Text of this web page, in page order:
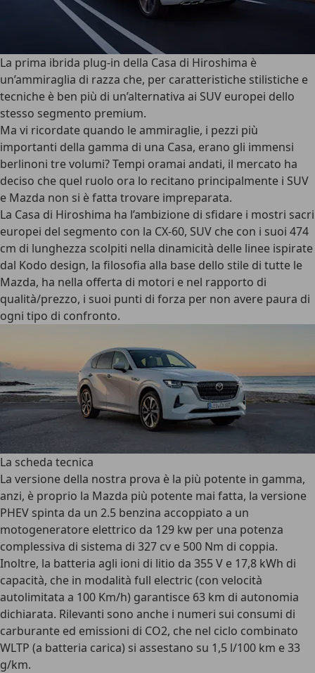
La prima ibrida plug-in della Casa di Hiroshima è
un’ammiraglia di razza che, per caratteristiche stilistiche e
tecniche è ben più di un’alternativa ai SUV europei dello
stesso segmento premium.
Ma vi ricordate quando le ammiraglie, i pezzi più
importanti della gamma di una Casa, erano gli immensi
berlinoni tre volumi? Tempi oramai andati, il mercato ha
deciso che quel ruolo ora lo recitano principalmente i SUV
e Mazda non si è fatta trovare impreparata.
La Casa di Hiroshima ha l’ambizione di sfidare i mostri sacri
europei del segmento con la CX-60, SUV che con i suoi 474
cm di lunghezza scolpiti nella dinamicità delle linee ispirate
dal Kodo design, la filosofia alla base dello stile di tutte le
Mazda, ha nella offerta di motori e nel rapporto di
qualità/prezzo, i suoi punti di forza per non avere paura di
ogni tipo di confronto.
La scheda tecnica
La versione della nostra prova è la più potente in gamma,
anzi, è proprio la Mazda più potente mai fatta, la versione
PHEV spinta da un 2.5 benzina accoppiato a un
motogeneratore elettrico da 129 kw per una potenza
complessiva di sistema di 327 cv e 500 Nm di coppia.
Inoltre, la batteria agli ioni di litio da 355 V e 17,8 kWh di
capacità, che in modalità full electric (con velocità
autolimitata a 100 Km/h) garantisce 63 km di autonomia
dichiarata. Rilevanti sono anche i numeri sui consumi di
carburante ed emissioni di CO2, che nel ciclo combinato
WLTP (a batteria carica) si assestano su 1,5 l/100 km e 33
g/km.